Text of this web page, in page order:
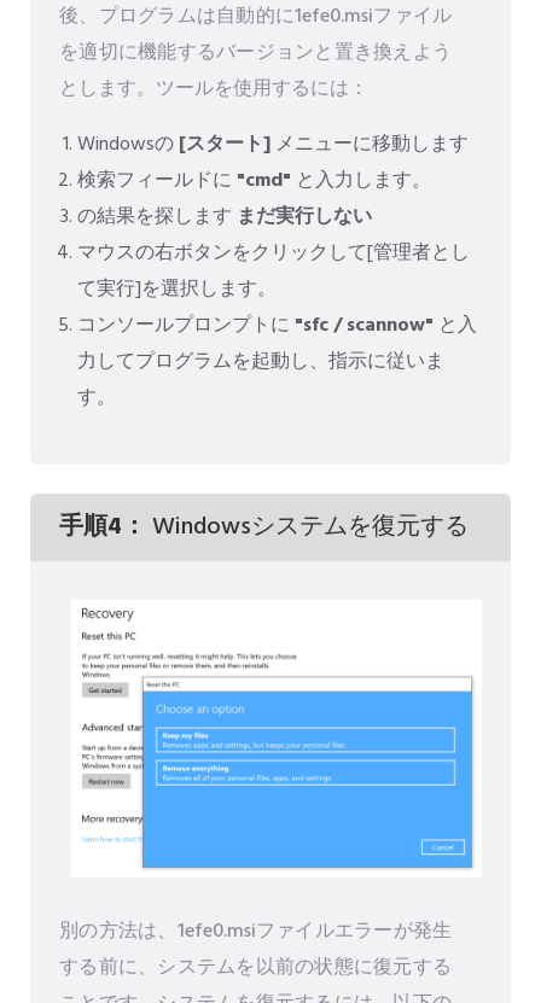
後、プログラムは自動的に1efe0.msiファイル
を適切に機能するバージョンと置き換えよう
とします。ツールを使用するには：
Windowsの[スタート] メニューに移動します
検索フィールドに "cmd" と入力します。
の結果を探します まだ実行しない
マウスの右ボタンをクリックして[管理者とし
て実行]を選択します。
コンソールプロンプトに "sfc / scannow" と入
力してプログラムを起動し、指示に従いま
す。
手順4： Windowsシステムを復元する
別の方法は、1efe0.msiファイルエラーが発生
する前に、システムを以前の状態に復元する